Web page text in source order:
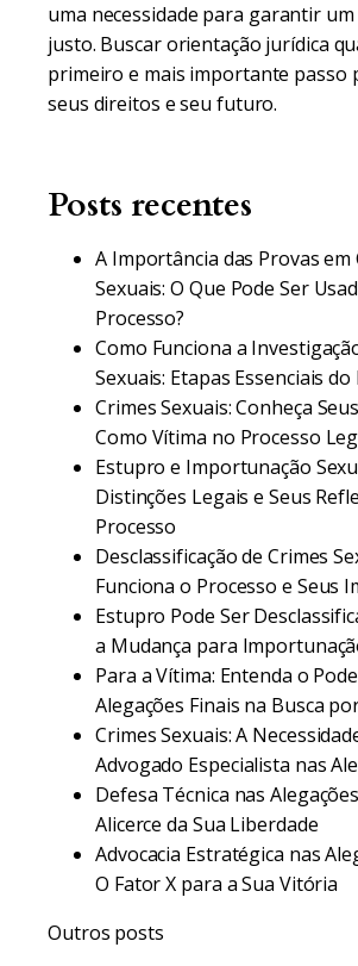
uma necessidade para garantir
justo. Buscar orientação jurídica
primeiro e mais importante passo
seus direitos e seu futuro.
Posts recentes
A Importância das Provas em
Sexuais: O Que Pode Ser
Processo?
Como Funciona a
Sexuais: Etapas Essenciais do
Crimes Sexuais: Conheça
Como Vítima no Processo
Estupro e Importunação
Distinções Legais e Seus
Processo
Desclassificação de Crimes
Funciona o Processo e Seus
Estupro Pode Ser
a Mudança para
Para a Vítima: Entenda o
Alegações Finais na Busca
Crimes Sexuais: A
Advogado Especialista nas
Defesa Técnica nas
Alicerce da Sua Liberdade
Advocacia Estratégica nas
O Fator X para a Sua Vitória
Outros posts